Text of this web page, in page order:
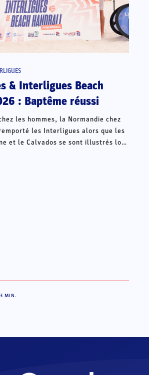
& Interligues Beach
: Baptême réussi
les hommes, la Normandie chez
les Interligues alors que les
et le Calvados se sont illustrés lors
3 MIN.